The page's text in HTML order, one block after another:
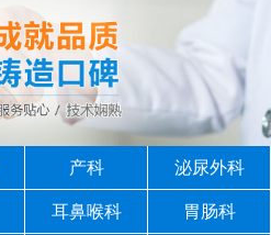
产科 泌尿外科
耳鼻喉科 胃肠科